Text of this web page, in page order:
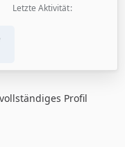
Letzte Aktivität
Profil